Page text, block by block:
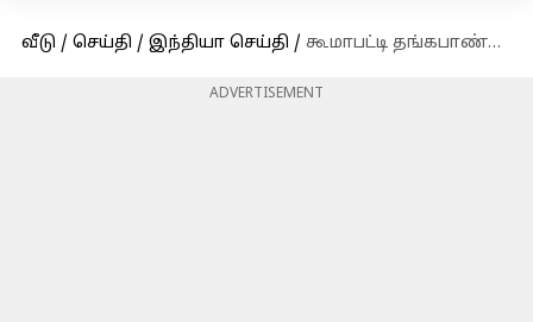
வீடு / செய்தி / இந்தியா செய்தி / கூமாபட்டி தங்கபாண்டியால் கிடைத்தது விமோச்சனம்; பிளவக்கல் அணை மேம்பாட்டிற்கு ₹10 கோடி ஒதுக்கி தமிழக அரசு உத்தரவு
ADVERTISEMENT